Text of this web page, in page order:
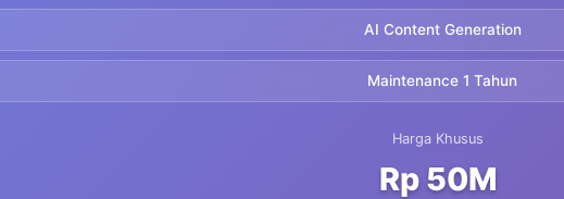
AI Content Generation
Maintenance 1 Tahun
Harga Khusus
Rp 50M